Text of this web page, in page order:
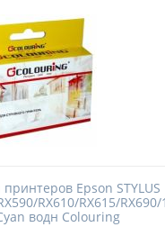
Epson STYLUS
RX610/RX615/
водн Colouring